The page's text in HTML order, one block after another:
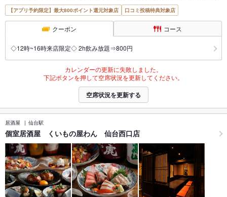
【アプリ予約限定】最大800ポイント還元対象店 口コミ投稿特典対象店
クーポン コース
◇12時~16時来店限定◇ 2h飲み放題⇒800円
カレンダーの更新に失敗しました。
下記ボタンを押して空席状況を更新してください。
空席状況を更新する
居酒屋 仙台駅
個室居酒屋 くいもの屋わん 仙台西口店